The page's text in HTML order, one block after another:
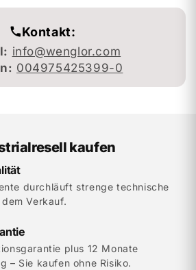
Kontakt:
info@wenglor.com
004975425399-0
kaufen
durchläuft strenge technische
Verkauf.
plus 12 Monate
– Sie kaufen ohne Risiko.